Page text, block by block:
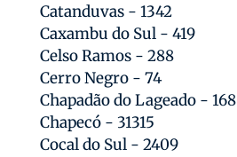
Catanduvas - 1342
Caxambu do Sul - 419
Celso Ramos - 288
Cerro Negro - 74
Chapadão do Lageado - 168
Chapecó - 31315
Cocal do Sul - 2409